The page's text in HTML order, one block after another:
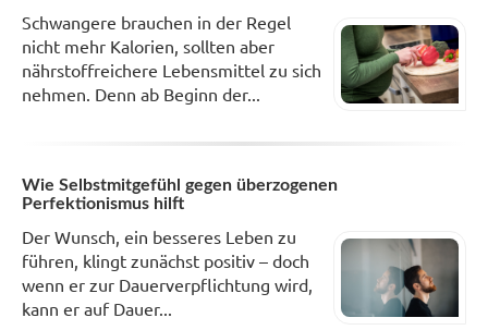
Schwangere brauchen in der Regel
nicht mehr Kalorien, sollten aber
nährstoffreichere Lebensmittel zu sich
nehmen. Denn ab Beginn der...
Wie Selbstmitgefühl gegen überzogenen
Perfektionismus hilft
Der Wunsch, ein besseres Leben zu
führen, klingt zunächst positiv – doch
wenn er zur Dauerverpflichtung wird,
kann er auf Dauer...